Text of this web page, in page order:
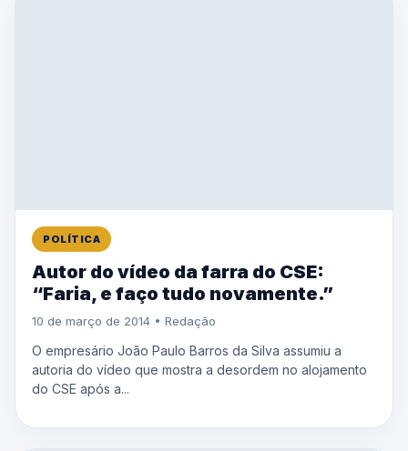
POLÍTICA
Autor do vídeo da farra do CSE:
“Faria, e faço tudo novamente.”
10 de março de 2014 • Redação
O empresário João Paulo Barros da Silva assumiu a
autoria do vídeo que mostra a desordem no alojamento
do CSE após a...